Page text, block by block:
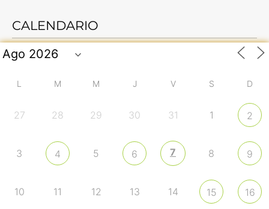
CALENDARIO
L M M J V S D
27 28 29 30 31 1 2
3 4 5 6 7 8 9
10 11 12 13 14 15 16